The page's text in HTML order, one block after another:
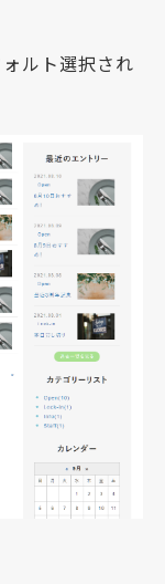
ルト選択され